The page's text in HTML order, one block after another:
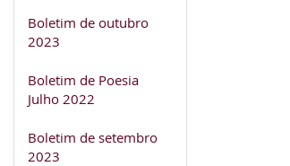
Boletim de outubro
2023
Boletim de Poesia
Julho 2022
Boletim de setembro
2023